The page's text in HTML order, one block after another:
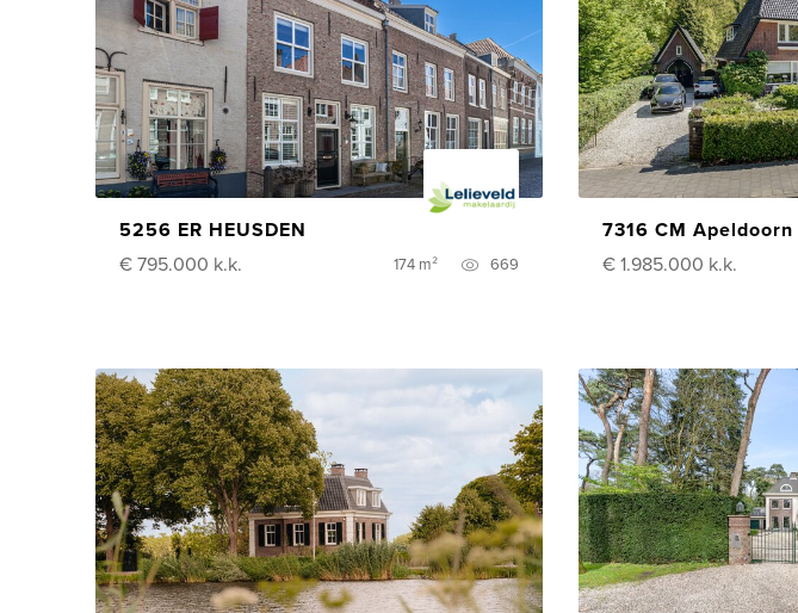
5256 ER HEUSDEN
€ 795.000 k.k. 174 m² 669
7316 CM Apeldoorn
€ 1.985.000 k.k.